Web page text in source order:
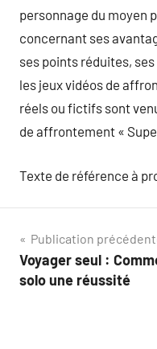
personnage du moyen
concernant ses
ses points réduites,
les jeux vidéos de
réels ou fictifs sont
de affrontement «
Texte de référence à
Navigation
de
Publication
Voyager seul :
solo une réussité